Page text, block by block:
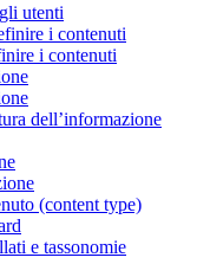
utenti
i contenuti
i contenuti
dell’informazione
(content type)
e tassonomie